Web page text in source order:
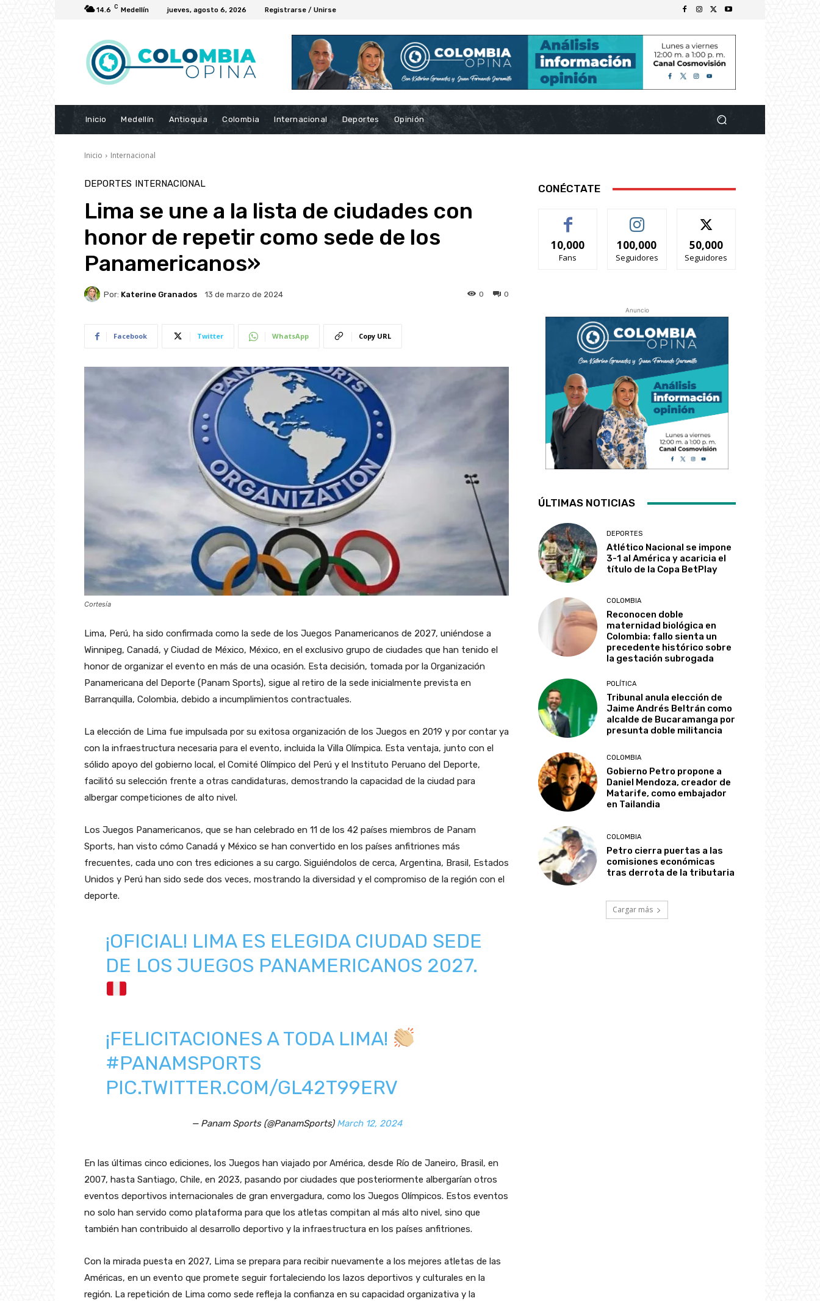
14.6 C Medellín jueves, agosto 6, 2026 Registrarse / Unirse
Inicio Medellín Antioquia Colombia Internacional Deportes Opinión
Inicio Internacional
DEPORTES INTERNACIONAL
Lima se une a la lista de ciudades con
honor de repetir como sede de los
Panamericanos»
Por: Katerine Granados 13 de marzo de 2024 0
0
Facebook Twitter WhatsApp Copy URL
Cortesía
Lima, Perú, ha sido confirmada como la sede de los Juegos Panamericanos de 2027, uniéndose a
Winnipeg, Canadá, y Ciudad de México, México, en el exclusivo grupo de ciudades que han tenido el
honor de organizar el evento en más de una ocasión. Esta decisión, tomada por la Organización
Panamericana del Deporte (Panam Sports), sigue al retiro de la sede inicialmente prevista en
Barranquilla, Colombia, debido a incumplimientos contractuales.
La elección de Lima fue impulsada por su exitosa organización de los Juegos en 2019 y por contar ya
con la infraestructura necesaria para el evento, incluida la Villa Olímpica. Esta ventaja, junto con el
sólido apoyo del gobierno local, el Comité Olímpico del Perú y el Instituto Peruano del Deporte,
facilitó su selección frente a otras candidaturas, demostrando la capacidad de la ciudad para
albergar competiciones de alto nivel.
Los Juegos Panamericanos, que se han celebrado en 11 de los 42 países miembros de Panam
Sports, han visto cómo Canadá y México se han convertido en los países anfitriones más
frecuentes, cada uno con tres ediciones a su cargo. Siguiéndolos de cerca, Argentina, Brasil, Estados
Unidos y Perú han sido sede dos veces, mostrando la diversidad y el compromiso de la región con el
deporte.
¡OFICIAL! LIMA ES ELEGIDA CIUDAD SEDE
DE LOS JUEGOS PANAMERICANOS 2027.
¡FELICITACIONES A TODA LIMA!
#PANAMSPORTS
PIC.TWITTER.COM/GL42T99ERV
— Panam Sports (@PanamSports) March 12, 2024
En las últimas cinco ediciones, los Juegos han viajado por América, desde Río de Janeiro, Brasil, en
2007, hasta Santiago, Chile, en 2023, pasando por ciudades que posteriormente albergarían otros
eventos deportivos internacionales de gran envergadura, como los Juegos Olímpicos. Estos eventos
no solo han servido como plataforma para que los atletas compitan al más alto nivel, sino que
también han contribuido al desarrollo deportivo y la infraestructura en los países anfitriones.
Con la mirada puesta en 2027, Lima se prepara para recibir nuevamente a los mejores atletas de las
Américas, en un evento que promete seguir fortaleciendo los lazos deportivos y culturales en la
región. La repetición de Lima como sede refleja la confianza en su capacidad organizativa y la
CONÉCTATE
10,000
Fans
100,000
Seguidores
50,000
Seguidores
Anuncio
ÚLTIMAS NOTICIAS
DEPORTES
Atlético Nacional se impone
3-1 al América y acaricia el
título de la Copa BetPlay
COLOMBIA
Reconocen doble
maternidad biológica en
Colombia: fallo sienta un
precedente histórico sobre
la gestación subrogada
POLÍTICA
Tribunal anula elección de
Jaime Andrés Beltrán como
alcalde de Bucaramanga por
presunta doble militancia
COLOMBIA
Gobierno Petro propone a
Daniel Mendoza, creador de
Matarife, como embajador
en Tailandia
COLOMBIA
Petro cierra puertas a las
comisiones económicas
tras derrota de la tributaria
Cargar más